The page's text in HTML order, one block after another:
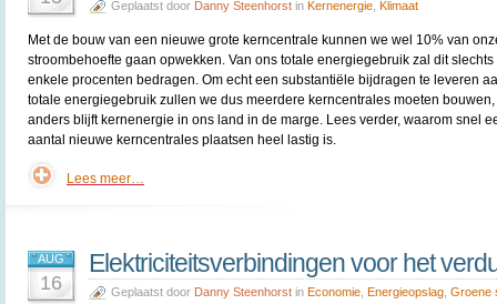
Geplaatst door Danny Steenhorst in Kernenergie Klimaat
Met de bouw van een nieuwe grote kerncentrale kunnen we wel 10% van
stroombehoefte gaan opwekken. Van ons totale energiegebruik zal dit slechts
enkele procenten bedragen. Om echt een substantiële bijdragen te leveren
totale energiegebruik zullen we dus meerdere kerncentrales moeten bouwen,
anders blijft kernenergie in ons land in de marge. Lees verder, waarom snel
aantal nieuwe kerncentrales plaatsen heel lastig is.
Lees meer…
AUG
16
Elektriciteitsverbindingen voor het
Geplaatst door Danny Steenhorst in Economie Energieopslag Groene